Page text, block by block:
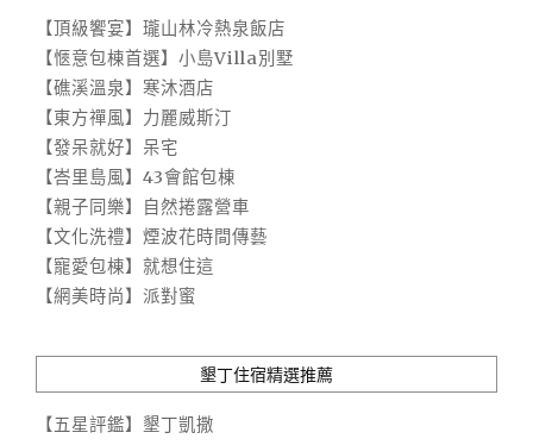
【頂級饗宴】瓏山林冷熱泉飯店
【愜意包棟首選】小島Villa別墅
【礁溪溫泉】寒沐酒店
【東方禪風】力麗威斯汀
【發呆就好】呆宅
【峇里島風】43會館包棟
【親子同樂】自然捲露營車
【文化洗禮】煙波花時間傳藝
【寵愛包棟】就想住這
【網美時尚】派對蜜
墾丁住宿精選推薦
【五星評鑑】墾丁凱撒